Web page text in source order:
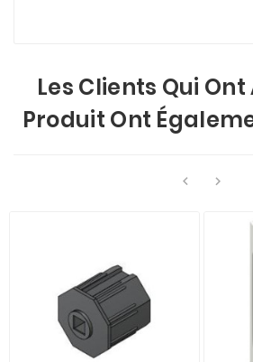
Les Clients Qui
Produit Ont
 